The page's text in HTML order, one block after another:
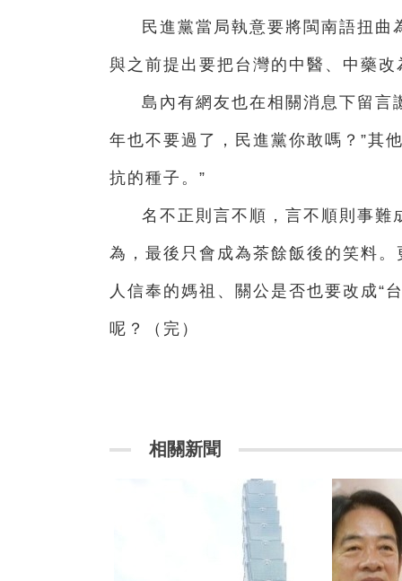
民進黨當局執意要將閩南語扭曲
與之前提出要把台灣的中醫、中藥改
島內有網友也在相關消息下留言
年也不要過了，民進黨你敢嗎？”其
抗的種子。”
名不正則言不順，言不順則事難
為，最後只會成為茶餘飯後的笑料
人信奉的媽祖、關公是否也要改成“
呢？（完）
相關新聞